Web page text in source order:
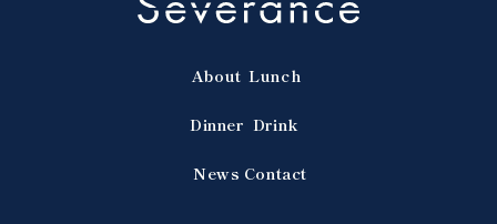
About
Dinner
News
Lunch
Drink
Contact